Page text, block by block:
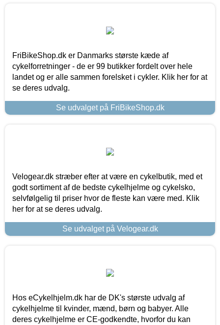
FriBikeShop.dk er Danmarks største kæde af
cykelforretninger - de er 99 butikker fordelt over hele
landet og er alle sammen forelsket i cykler. Klik her for at
se deres udvalg.
Se udvalget på FriBikeShop.dk
Velogear.dk stræber efter at være en cykelbutik, med et
godt sortiment af de bedste cykelhjelme og cykelsko,
selvfølgelig til priser hvor de fleste kan være med. Klik
her for at se deres udvalg.
Se udvalget på Velogear.dk
Hos eCykelhjelm.dk har de DK's største udvalg af
cykelhjelme til kvinder, mænd, børn og babyer. Alle
deres cykelhjelme er CE-godkendte, hvorfor du kan